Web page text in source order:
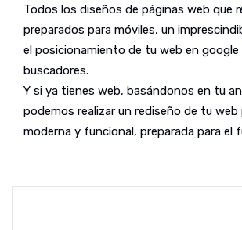
Todos los diseños de páginas web que
preparados para móviles, un
el posicionamiento de tu web en
buscadores.
Y si ya tienes web, basándonos en tu
podemos realizar un rediseño de tu web
moderna y funcional, preparada para el